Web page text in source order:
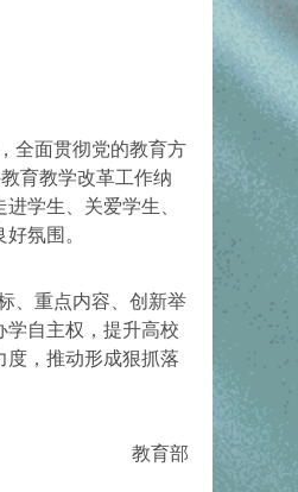
全面贯彻党的教育方
育教学改革工作纳
学生、关爱学生、
氛围。
、重点内容、创新举
学自主权，提升高校
度，推动形成狠抓落
教育部